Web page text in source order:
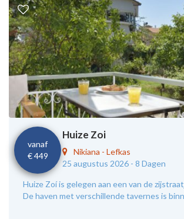
vanaf
€ 449
Huize Zoi
Nikiana - Lefkas
25 augustus 2026 - 8 Dagen
Huize Zoí is gelegen aan een van de
De haven met verschillende tavernes is